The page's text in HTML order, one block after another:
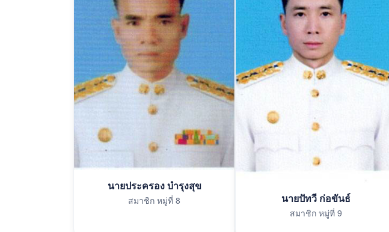
นายประครอง บำรุงสุข
สมาชิก หมู่ที่ 8 นายปัทวี ก่อขันธ์
สมาชิก หมู่ที่ 9